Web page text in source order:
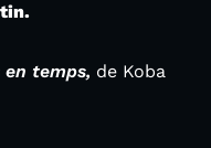
en temps, de Koba